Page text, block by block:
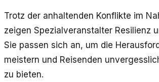
Trotz der anhaltenden Konflikte im
zeigen Spezialveranstalter Resilienz
Sie passen sich an, um die
meistern und Reisenden
zu bieten.